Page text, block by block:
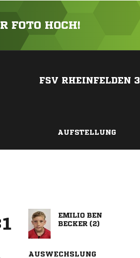
FOTO HOCH!
FSV RHEINFELDEN 3
AUFSTELLUNG

 
 
AUSWECHSLUNG